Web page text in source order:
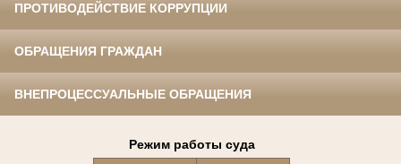
ПРОТИВОДЕЙСТВИЕ КОРРУПЦИИ
ОБРАЩЕНИЯ ГРАЖДАН
ВНЕПРОЦЕССУАЛЬНЫЕ ОБРАЩЕНИЯ
Режим работы суда